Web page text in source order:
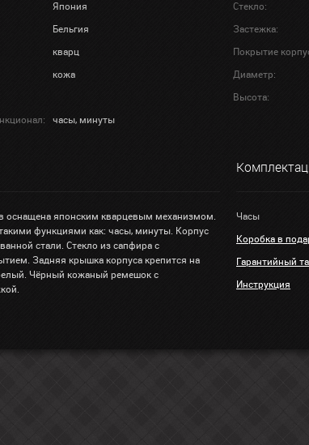
Япония Стекло:
Бельгия Застежка:
кварц Покрытие
кожа Диаметр:
Высота:
часы, минуты
оснащена японским кварцевым механизмом.
функциями как: часы, минуты. Корпус
стали. Стекло из сапфира с
Задняя крышка корпуса крепится на
Чёрный кожаный ремешок с
Часы
Коробка в
Гарантийный
Инструкция